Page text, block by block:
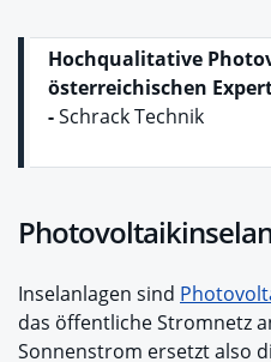
Hochqualitative
österreichischen
-Schrack Technik
Inselanlagen sind
das öffentliche Stromnetz
Sonnenstrom ersetzt also